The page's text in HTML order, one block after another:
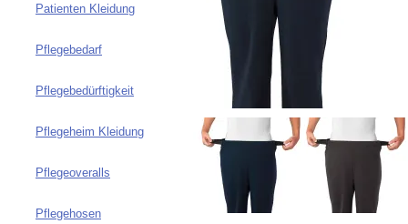
Patienten Kleidung
Pflegebedarf
Pflegebedürftigkeit
Pflegeheim Kleidung
Pflegeoveralls
Pflegehosen